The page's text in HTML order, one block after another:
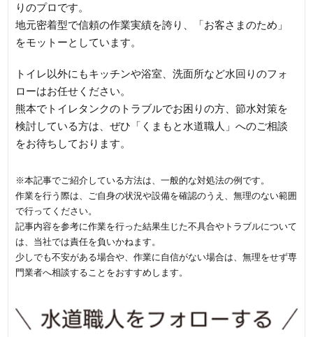
りのプロです。
地元密着型で信頼の作業実績を誇り、「お客さまのため」
をモットーとしています。
トイレ以外にもキッチンや浴室、洗面所など水回りのフォ
ローはお任せください。
熊本でトイレタンクのトラブルでお困りの方、節水対策を
検討している方は、ぜひ「くまもと水道職人」へのご相談
をお待ちしております。
※本記事でご紹介している方法は、一般的な対処法の例です。
作業を行う際は、ご自身の状況や設備を確認のうえ、無理のない範囲
で行ってください。
記事内容を参考に作業を行った結果生じた不具合やトラブルについて
は、当社では責任を負いかねます。
少しでも不安がある場合や、作業に自信がない場合は、無理をせず専
門業者へ相談することをおすすめします。